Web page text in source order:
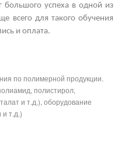
большого успеха в одной из
всего для такого обучения
и оплата.
по полимерной продукции.
полистирол,
и т.д.), оборудование
т.д.)